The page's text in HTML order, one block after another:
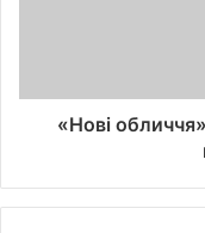
«Нові